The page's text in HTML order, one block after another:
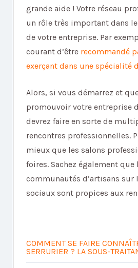
grande aide ! Votre réseau
un rôle très important dans
de votre entreprise. Par
courant d’être recommandé
exerçant dans une spécialité
Alors, si vous démarrez et
promouvoir votre entreprise
devrez faire en sorte de
rencontres professionnelles.
mieux que les salons
foires. Sachez également
communautés d’artisans sur
sociaux sont propices aux
COMMENT SE FAIRE
SERRURIER ? LA SOUS-